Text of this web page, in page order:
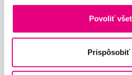
Povoliť
Prispôsobiť